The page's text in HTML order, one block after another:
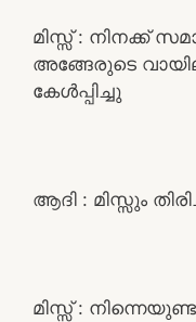
മിസ്സ്‌ : നിനക്ക്
അങ്ങേരുടെ
കേൾപ്പിച്ചു
ആദി : മിസ്സും
മിസ്സ്‌ :